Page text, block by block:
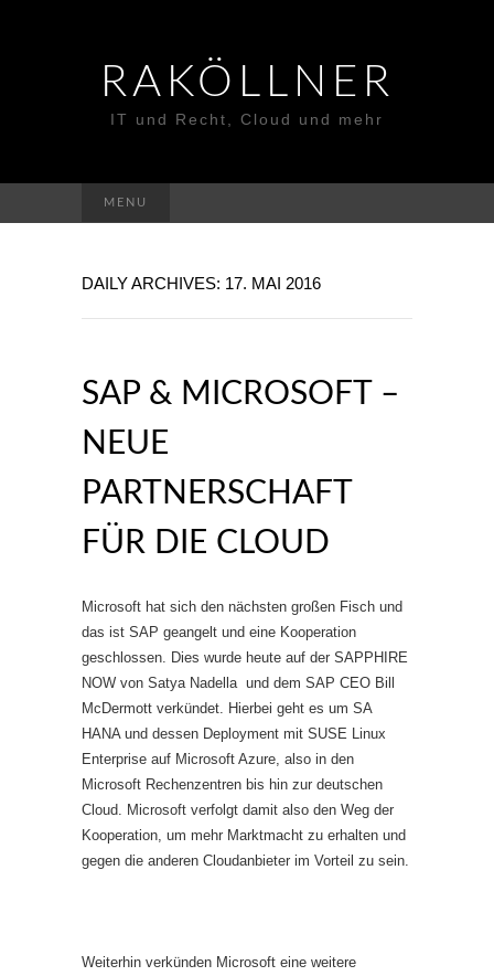
RAKÖLLNER
IT und Recht, Cloud und mehr
MENU
nach:
DAILY ARCHIVES: 17. MAI 2016
SAP & MICROSOFT –
NEUE
PARTNERSCHAFT
FÜR DIE CLOUD
Microsoft hat sich den nächsten großen Fisch und
das ist SAP geangelt und eine Kooperation
geschlossen. Dies wurde heute auf der SAPPHIRE
NOW von Satya Nadella und dem SAP CEO Bill
McDermott verkündet. Hierbei geht es um SA
HANA und dessen Deployment mit SUSE Linux
Enterprise auf Microsoft Azure, also in den
Microsoft Rechenzentren bis hin zur deutschen
Cloud. Microsoft verfolgt damit also den Weg der
Kooperation, um mehr Marktmacht zu erhalten und
gegen die anderen Cloudanbieter im Vorteil zu sein.
Weiterhin verkünden Microsoft eine weitere